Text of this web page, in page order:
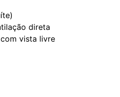
direta
vista livre